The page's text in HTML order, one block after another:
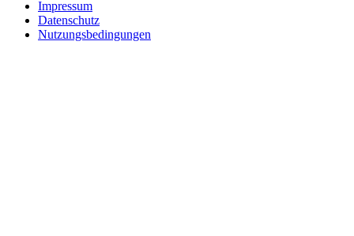
Impressum
Datenschutz
Nutzungsbedingungen